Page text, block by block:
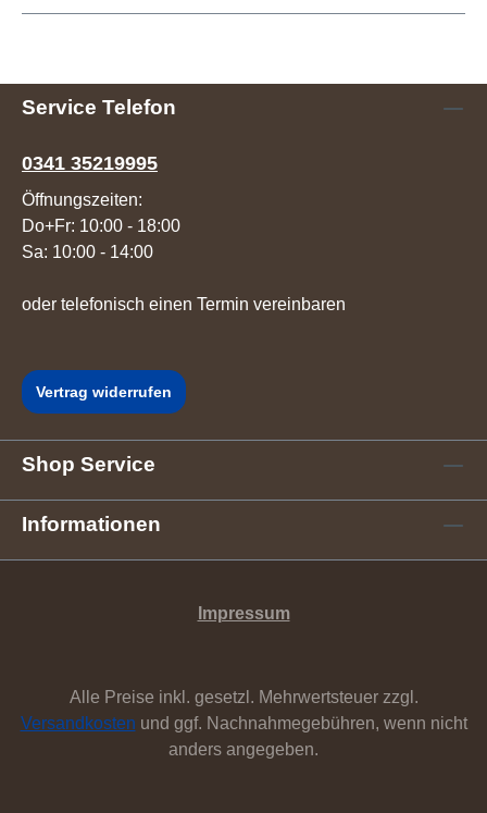
Service Telefon
0341 35219995
Öffnungszeiten:
Do+Fr: 10:00 - 18:00
Sa: 10:00 - 14:00
oder telefonisch einen Termin vereinbaren
Vertrag widerrufen
Shop Service
Informationen
Impressum
Alle Preise inkl. gesetzl. Mehrwertsteuer zzgl.
Versandkosten und ggf. Nachnahmegebühren, wenn nicht
anders angegeben.